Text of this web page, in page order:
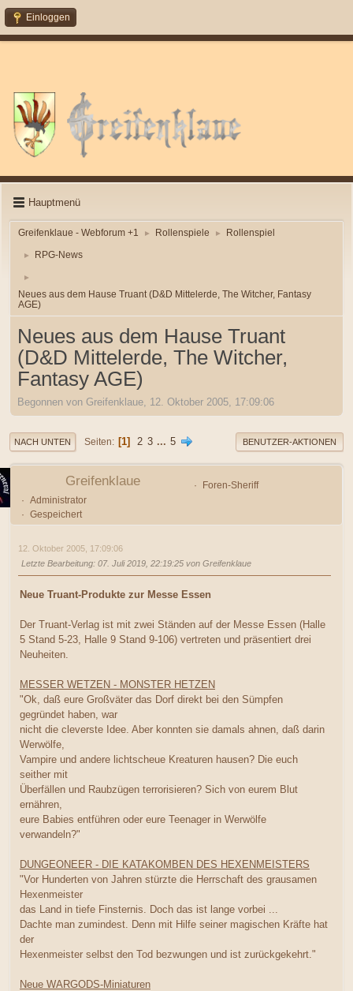
Einloggen
Hauptmenü
Greifenklaue - Webforum +1 ► Rollenspiele ► Rollenspiel
► RPG-News
►
Neues aus dem Hause Truant (D&D Mittelerde, The Witcher, Fantasy
AGE)
Neues aus dem Hause Truant
(D&D Mittelerde, The Witcher,
Fantasy AGE)
Begonnen von Greifenklaue, 12. Oktober 2005, 17:09:06
NACH UNTEN Seiten 1 2 3 ... 5 BENUTZER-AKTIONEN
Greifenklaue
Foren-Sheriff
Administrator
Gespeichert
12. Oktober 2005, 17:09:06
Letzte Bearbeitung: 07. Juli 2019, 22:19:25 von Greifenklaue
Neue Truant-Produkte zur Messe Essen
Der Truant-Verlag ist mit zwei Ständen auf der Messe Essen (Halle
5 Stand 5-23, Halle 9 Stand 9-106) vertreten und präsentiert drei
Neuheiten.
MESSER WETZEN - MONSTER HETZEN
"Ok, daß eure Großväter das Dorf direkt bei den Sümpfen
gegründet haben, war
nicht die cleverste Idee. Aber konnten sie damals ahnen, daß darin
Werwölfe,
Vampire und andere lichtscheue Kreaturen hausen? Die euch
seither mit
Überfällen und Raubzügen terrorisieren? Sich von eurem Blut
ernähren,
eure Babies entführen oder eure Teenager in Werwölfe
verwandeln?"
DUNGEONEER - DIE KATAKOMBEN DES HEXENMEISTERS
"Vor Hunderten von Jahren stürzte die Herrschaft des grausamen
Hexenmeister
das Land in tiefe Finsternis. Doch das ist lange vorbei ...
Dachte man zumindest. Denn mit Hilfe seiner magischen Kräfte hat
der
Hexenmeister selbst den Tod bezwungen und ist zurückgekehrt."
Neue WARGODS-Miniaturen